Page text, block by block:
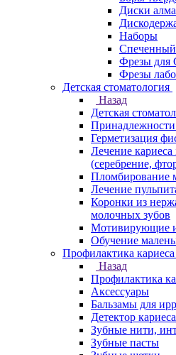
Диски
Наборы
Спеченный
Фрезы для
Фрезы
Детская стоматология
Назад
Детская
Принадлежности
Герметизация
Лечение
(серебрение,
Пломбирование
Лечение
Коронки из
молочных зубов
Мотивирующие
Обучение
Профилактика кариеса
Назад
Профилактика
Аксессуары
Бальзамы для
Детектор кариеса
Зубные нити,
Зубные пасты